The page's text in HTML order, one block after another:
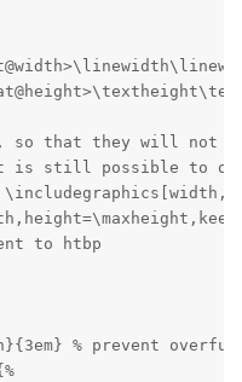
so that they will not
it is still possible to
to htbp
% prevent